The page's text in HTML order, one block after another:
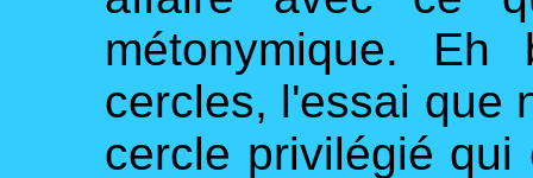
métonymique.
cercles, l'essai que
cercle privilégié